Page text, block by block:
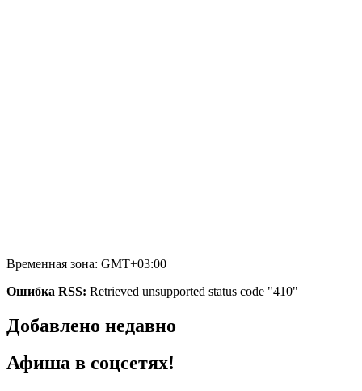
Временная зона: GMT+03:00
Ошибка RSS: Retrieved unsupported status code "410"
Добавлено недавно
Афиша в соцсетях!